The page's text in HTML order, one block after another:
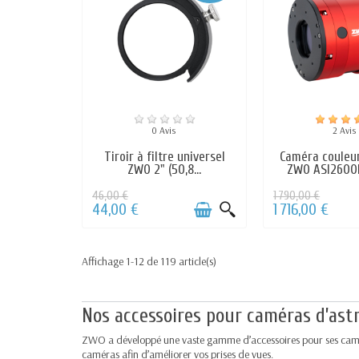
Nos montures et trépieds ZWO
La marque ZWO est aussi réputée pour
entraînement harmonique se
Pour une expérience optimale, l’AM3
0 Avis
Tiroir à filtre universel
ZWO 2" (50,8...
46,00 €
44,00 €
2 Avis
Caméra
ZWO
1 790,00 €
1 716,00 €
Affichage 1-12 de 119 article(s)
Nos accessoires pour caméras
ZWO a développé une vaste gamme d’accessoires pour ses
caméras afin d’améliorer vos prises de vues.